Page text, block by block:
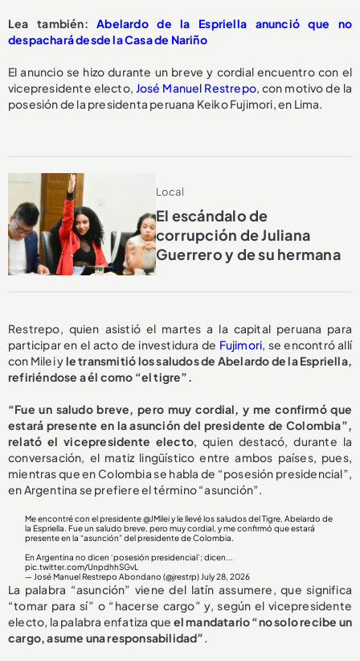
Lea también:Abelardo de la Espriella anunció que no
despachará desde la Casa de Nariño
El anuncio se hizo durante un breve y cordial encuentro con el
vicepresidente electo, José Manuel Restrepo, con motivo de la
posesión de la presidenta peruana Keiko Fujimori, en Lima.
Local
El escándalo de
corrupción de Juliana
Guerrero y de su hermana
Restrepo, quien asistió el martes a la capital peruana para
participar en el acto de investidura de Fujimori, se encontró allí
con Milei yle transmitió los saludos de Abelardo de la Espriella,
refiriéndose a él como “el tigre”.
“Fue un saludo breve, pero muy cordial, y me confirmó que
estará presente en la asunción del presidente de Colombia”,
relató el vicepresidente electo, quien destacó, durante la
conversación, el matiz lingüístico entre ambos países, pues,
mientras que en Colombia se habla de “posesión presidencial”,
en Argentina se prefiere el término “asunción”.
Me encontré con el presidente@JMileiy le llevé los saludos del Tigre, Abelardo de
la Espriella. Fue un saludo breve, pero muy cordial, y me confirmó que estará
presente en la “asunción” del presidente de Colombia.
En Argentina no dicen ‘posesión presidencial’; dicen...
pic.twitter.com/UnpdhhSGvL
— José Manuel Restrepo Abondano (@jrestrp) July 28, 2026
La palabra “asunción” viene del latín assumere, que significa
“tomar para sí” o “hacerse cargo” y, según el vicepresidente
electo, la palabra enfatiza que el mandatario “no solo recibe un
cargo, asume una responsabilidad”.